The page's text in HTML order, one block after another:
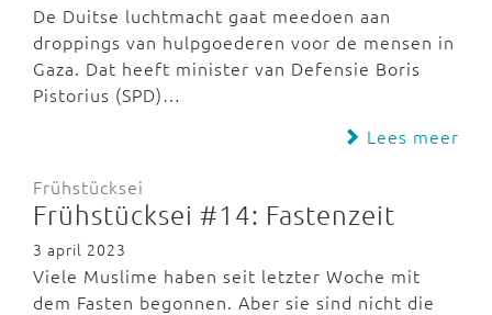
De Duitse luchtmacht gaat meedoen aan
droppings van hulpgoederen voor de mensen in
Gaza. Dat heeft minister van Defensie Boris
Pistorius (SPD)…
Lees meer
Frühstücksei
Frühstücksei #14: Fastenzeit
3 april 2023
Viele Muslime haben seit letzter Woche mit
dem Fasten begonnen. Aber sie sind nicht die